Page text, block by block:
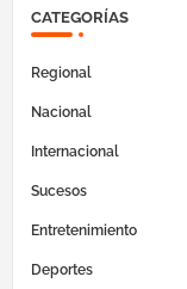
CATEGORÍAS
Regional
Nacional
Internacional
Sucesos
Entretenimiento
Deportes